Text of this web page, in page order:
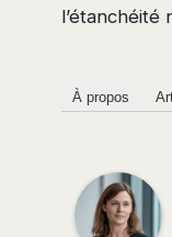
l’étanchéité
À propos